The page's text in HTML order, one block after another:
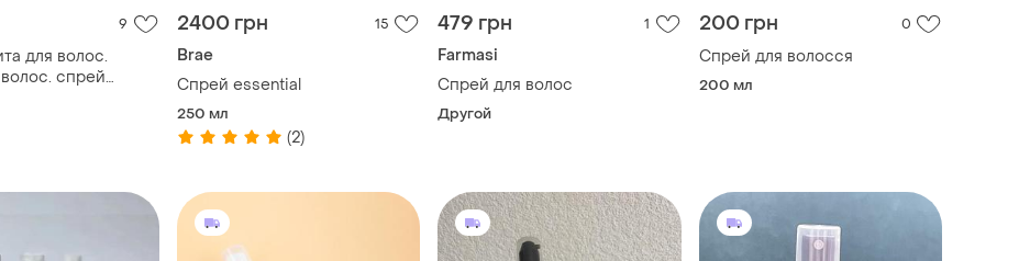
9
для волос.
спрей
для волос.
спрей для волос
2400 грн 15
Brae
Спрей essential
250 мл
(2)
479 грн 1
Farmasi
Спрей для волос
Другой
200 грн 0
Спрей для волосся
200 мл